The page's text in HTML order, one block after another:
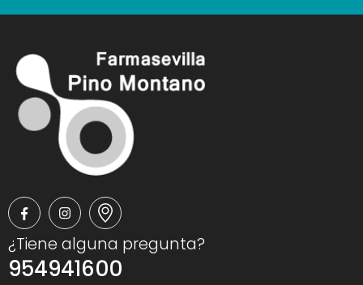
¿Tiene alguna pregunta?
954941600